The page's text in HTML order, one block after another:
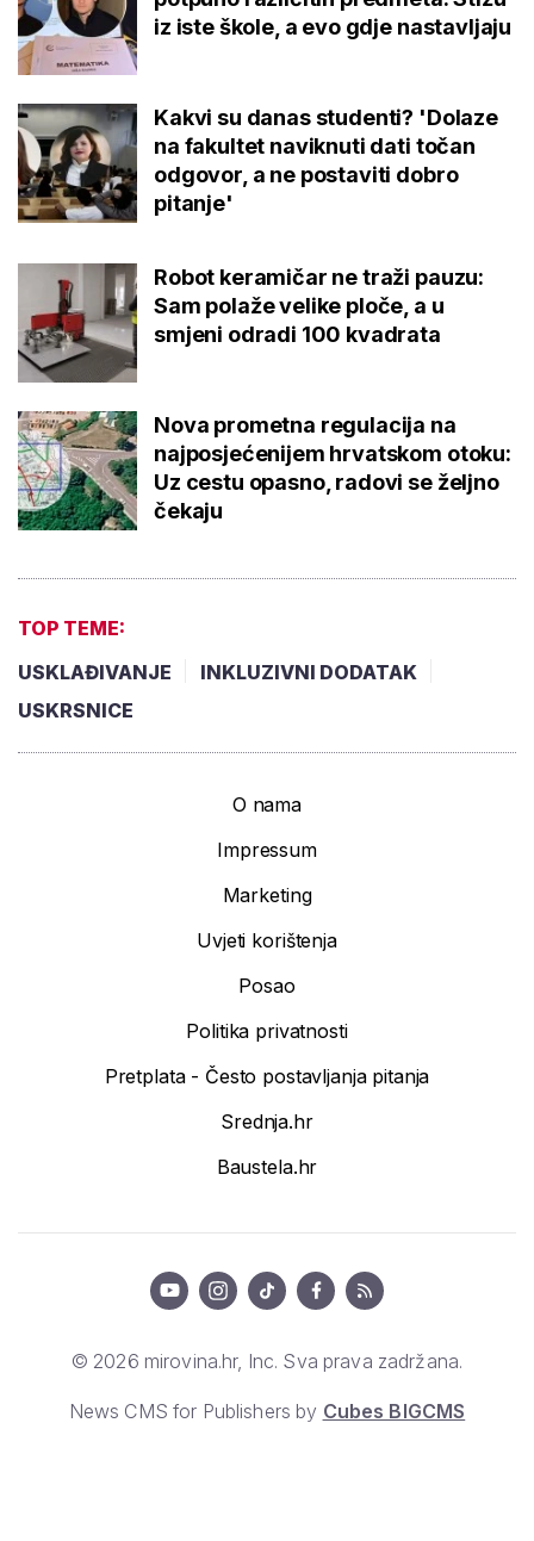
iz iste škole, a evo gdje nastavljaju
Kakvi su danas studenti? 'Dolaze
na fakultet naviknuti dati točan
odgovor, a ne postaviti dobro
pitanje'
Robot keramičar ne traži pauzu:
Sam polaže velike ploče, a u
smjeni odradi 100 kvadrata
Nova prometna regulacija na
najposjećenijem hrvatskom otoku:
Uz cestu opasno, radovi se željno
čekaju
TOP TEME:
USKLAĐIVANJE
INKLUZIVNI DODATAK
USKRSNICE
O nama
Impressum
Marketing
Uvjeti korištenja
Posao
Politika privatnosti
Pretplata - Često postavljanja pitanja
Srednja.hr
Baustela.hr
© 2026 mirovina.hr, Inc. Sva prava zadržana.
News CMS for Publishers by Cubes BIGCMS